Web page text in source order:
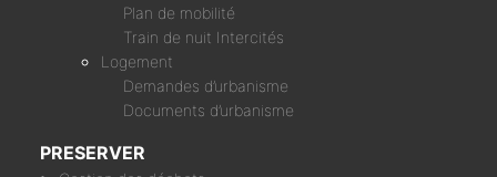
Plan de mobilité
Train de nuit Intercités
Logement
Demandes d’urbanisme
Documents d’urbanisme
PRESERVER